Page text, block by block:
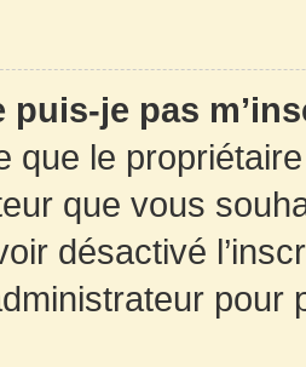
puis-je pas
que le
que vous
désactivé